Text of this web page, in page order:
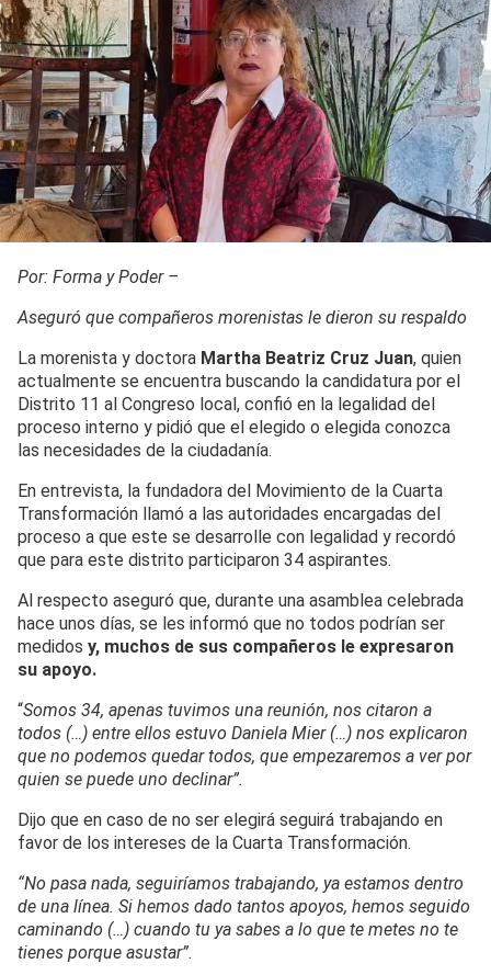
Por: Forma y Poder –
Aseguró que compañeros morenistas le dieron su respaldo
La morenista y doctora Martha Beatriz Cruz Juan, quien
actualmente se encuentra buscando la candidatura por el
Distrito 11 al Congreso local, confió en la legalidad del
proceso interno y pidió que el elegido o elegida conozca
las necesidades de la ciudadanía.
En entrevista, la fundadora del Movimiento de la Cuarta
Transformación llamó a las autoridades encargadas del
proceso a que este se desarrolle con legalidad y recordó
que para este distrito participaron 34 aspirantes.
Al respecto aseguró que, durante una asamblea celebrada
hace unos días, se les informó que no todos podrían ser
medidos y, muchos de sus compañeros le expresaron
su apoyo.
“Somos 34, apenas tuvimos una reunión, nos citaron a
todos (…) entre ellos estuvo Daniela Mier (…) nos explicaron
que no podemos quedar todos, que empezaremos a ver por
quien se puede uno declinar”.
Dijo que en caso de no ser elegirá seguirá trabajando en
favor de los intereses de la Cuarta Transformación.
“No pasa nada, seguiríamos trabajando, ya estamos dentro
de una línea. Si hemos dado tantos apoyos, hemos seguido
caminando (…) cuando tu ya sabes a lo que te metes no te
tienes porque asustar”.